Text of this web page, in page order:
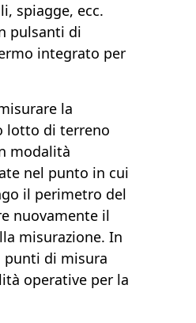
spiagge, ecc.
pulsanti di
integrato per
la
lotto di terreno
modalità
nel punto in cui
il perimetro del
nuovamente il
misurazione. In
punti di misura
operative per la